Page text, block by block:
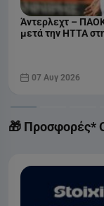
Άντερλεχτ –
μετά την ΗΤΤΑ
07 Αυγ 2026
🎁 Προσφορές*